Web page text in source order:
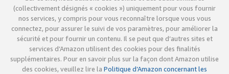
(collectivement désignés « cookies ») uniquement pour vous fournir
nos services, y compris pour vous reconnaître lorsque vous vous
connectez, pour assurer le suivi de vos paramètres, pour améliorer la
sécurité et pour fournir un contenu. Il se peut que d’autres sites et
services d’Amazon utilisent des cookies pour des finalités
supplémentaires. Pour en savoir plus sur la façon dont Amazon utilise
des cookies, veuillez lire la Politique d’Amazon concernant les